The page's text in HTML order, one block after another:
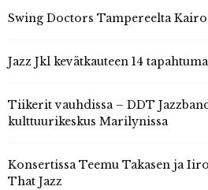
Swing Doctors Tampereelta
Jazz Jkl kevätkauteen 14
Tiikerit vauhdissa – DDT
kulttuurikeskus Marilynissa
Konsertissa Teemu Takasen ja
That Jazz